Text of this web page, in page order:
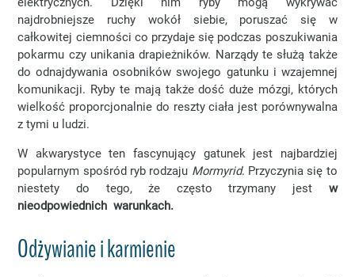
najdrobniejsze ruchy wokół siebie, poruszać się w
całkowitej ciemności co przydaje się podczas poszukiwania
pokarmu czy unikania drapieżników. Narządy te służą także
do odnajdywania osobników swojego gatunku i wzajemnej
komunikacji. Ryby te mają także dość duże mózgi, których
wielkość proporcjonalnie do reszty ciała jest porównywalna
z tymi u ludzi.
W akwarystyce ten fascynujący gatunek jest najbardziej
popularnym spośród ryb rodzaju Mormyrid. Przyczynia się to
niestety do tego, że często trzymany jest w
nieodpowiednich warunkach.
Odżywianie i karmienie